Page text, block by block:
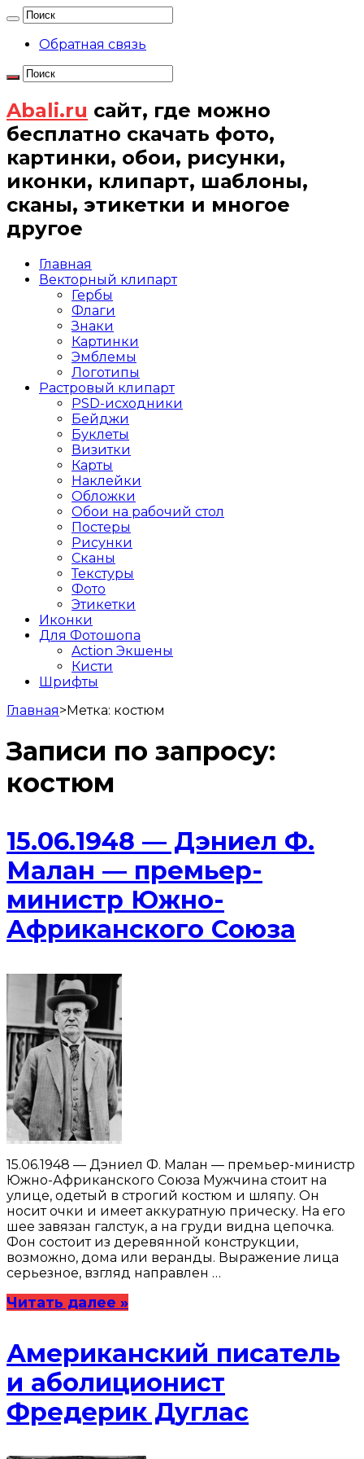
Обратная связь
Abali.ru сайт, где можно
бесплатно скачать фото,
картинки, обои, рисунки,
иконки, клипарт, шаблоны,
сканы, этикетки и многое
другое
Главная
Векторный клипарт
Гербы
Флаги
Знаки
Картинки
Эмблемы
Логотипы
Растровый клипарт
PSD-исходники
Бейджи
Буклеты
Визитки
Карты
Наклейки
Обложки
Обои на рабочий стол
Постеры
Рисунки
Сканы
Текстуры
Фото
Этикетки
Иконки
Для Фотошопа
Action Экшены
Кисти
Шрифты
Главная>Метка: костюм
Записи по запросу:
костюм
15.06.1948 — Дэниел Ф.
Малан — премьер-
министр Южно-
Африканского Союза
15.06.1948 — Дэниел Ф. Малан — премьер-министр
Южно-Африканского Союза Мужчина стоит на
улице, одетый в строгий костюм и шляпу. Он
носит очки и имеет аккуратную прическу. На его
шее завязан галстук, а на груди видна цепочка.
Фон состоит из деревянной конструкции,
возможно, дома или веранды. Выражение лица
серьезное, взгляд направлен …
Читать далее »
Американский писатель
и аболиционист
Фредерик Дуглас